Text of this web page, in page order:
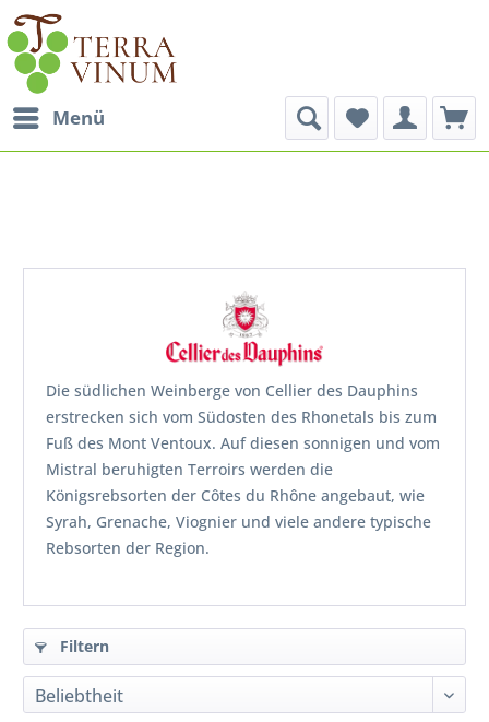
Menü
Die südlichen Weinberge von Cellier des Dauphins
erstrecken sich vom Südosten des Rhonetals bis zum
Fuß des Mont Ventoux. Auf diesen sonnigen und vom
Mistral beruhigten Terroirs werden die
Königsrebsorten der Côtes du Rhône angebaut, wie
Syrah, Grenache, Viognier und viele andere typische
Rebsorten der Region.
Filtern